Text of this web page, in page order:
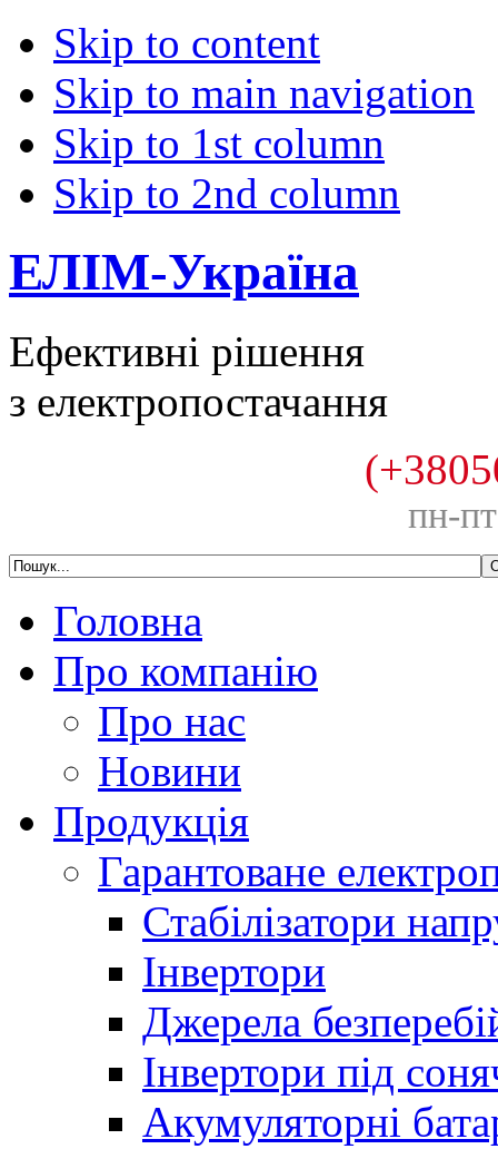
Skip to content
Skip to main navigation
Skip to 1st column
Skip to 2nd column
ЕЛІМ-Україна
Ефективні рішення
з електропостачання
пн-
Головна
Про компанію
Про нас
Новини
Продукція
Гарантоване
Стабілізатори
Інвертори
Джерела
Інвертори під
Акумуляторні